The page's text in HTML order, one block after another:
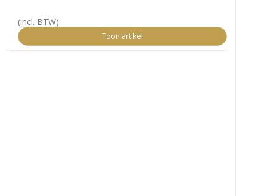
(incl. BTW)
Toon artikel